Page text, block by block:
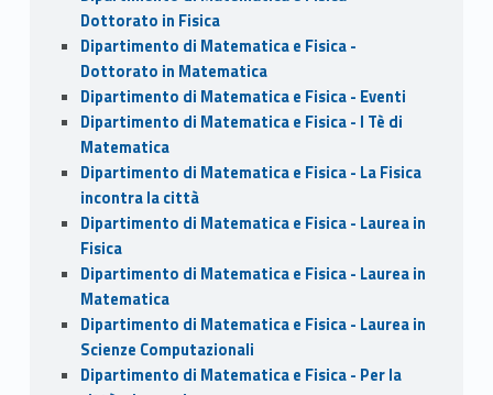
Dottorato in Fisica
Dipartimento di Matematica e Fisica -
Dottorato in Matematica
Dipartimento di Matematica e Fisica - Eventi
Dipartimento di Matematica e Fisica - I Tè di
Matematica
Dipartimento di Matematica e Fisica - La Fisica
incontra la città
Dipartimento di Matematica e Fisica - Laurea in
Fisica
Dipartimento di Matematica e Fisica - Laurea in
Matematica
Dipartimento di Matematica e Fisica - Laurea in
Scienze Computazionali
Dipartimento di Matematica e Fisica - Per la